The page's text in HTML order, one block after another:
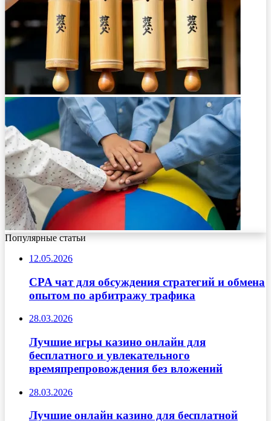
Популярные статьи
12.05.2026
CPA чат для обсуждения стратегий и обмена
опытом по арбитражу трафика
28.03.2026
Лучшие игры казино онлайн для
бесплатного и увлекательного
времяпрепровождения без вложений
28.03.2026
Лучшие онлайн казино для бесплатной